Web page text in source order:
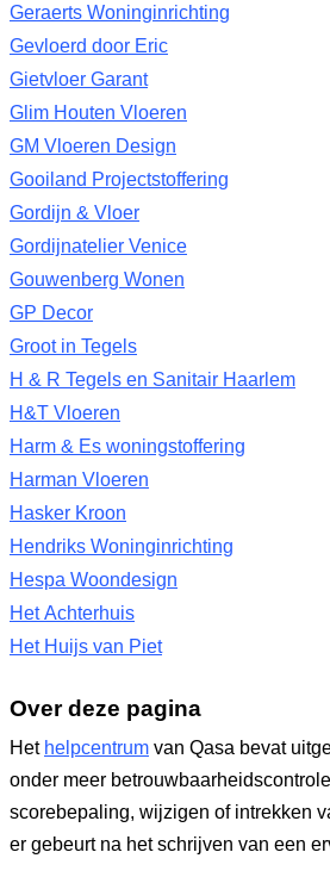
Geraerts Woninginrichting
Gevloerd door Eric
Gietvloer Garant
Glim Houten Vloeren
GM Vloeren Design
Gooiland Projectstoffering
Gordijn & Vloer
Gordijnatelier Venice
Gouwenberg Wonen
GP Decor
Groot in Tegels
H & R Tegels en Sanitair Haarlem
H&T Vloeren
Harm & Es woningstoffering
Harman Vloeren
Hasker Kroon
Hendriks Woninginrichting
Hespa Woondesign
Het Achterhuis
Het Huijs van Piet
Over deze pagina
Het helpcentrum van Qasa bevat
onder meer
scorebepaling, wijzigen of intrekken
er gebeurt na het schrijven van een